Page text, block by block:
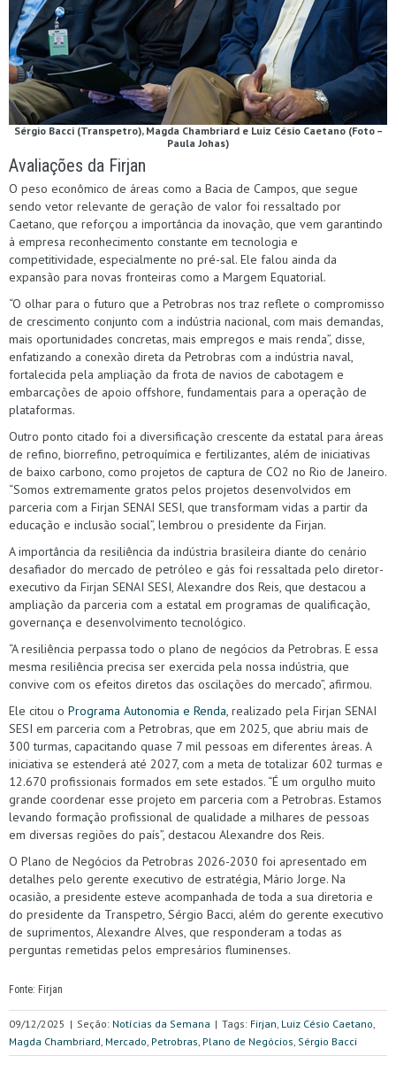
Sérgio Bacci (Transpetro), Magda Chambriard e Luiz Césio Caetano (Foto –
Paula Johas)
Avaliações da Firjan
O peso econômico de áreas como a Bacia de Campos, que segue
sendo vetor relevante de geração de valor foi ressaltado por
Caetano, que reforçou a importância da inovação, que vem garantindo
à empresa reconhecimento constante em tecnologia e
competitividade, especialmente no pré-sal. Ele falou ainda da
expansão para novas fronteiras como a Margem Equatorial.
“O olhar para o futuro que a Petrobras nos traz reflete o compromisso
de crescimento conjunto com a indústria nacional, com mais demandas,
mais oportunidades concretas, mais empregos e mais renda”, disse,
enfatizando a conexão direta da Petrobras com a indústria naval,
fortalecida pela ampliação da frota de navios de cabotagem e
embarcações de apoio offshore, fundamentais para a operação de
plataformas.
Outro ponto citado foi a diversificação crescente da estatal para áreas
de refino, biorrefino, petroquímica e fertilizantes, além de iniciativas
de baixo carbono, como projetos de captura de CO2 no Rio de Janeiro.
“Somos extremamente gratos pelos projetos desenvolvidos em
parceria com a Firjan SENAI SESI, que transformam vidas a partir da
educação e inclusão social”, lembrou o presidente da Firjan.
A importância da resiliência da indústria brasileira diante do cenário
desafiador do mercado de petróleo e gás foi ressaltada pelo diretor-
executivo da Firjan SENAI SESI, Alexandre dos Reis, que destacou a
ampliação da parceria com a estatal em programas de qualificação,
governança e desenvolvimento tecnológico.
“A resiliência perpassa todo o plano de negócios da Petrobras. E essa
mesma resiliência precisa ser exercida pela nossa indústria, que
convive com os efeitos diretos das oscilações do mercado”, afirmou.
Ele citou o Programa Autonomia e Renda, realizado pela Firjan SENAI
SESI em parceria com a Petrobras, que em 2025, que abriu mais de
300 turmas, capacitando quase 7 mil pessoas em diferentes áreas. A
iniciativa se estenderá até 2027, com a meta de totalizar 602 turmas e
12.670 profissionais formados em sete estados. “É um orgulho muito
grande coordenar esse projeto em parceria com a Petrobras. Estamos
levando formação profissional de qualidade a milhares de pessoas
em diversas regiões do país”, destacou Alexandre dos Reis.
O Plano de Negócios da Petrobras 2026-2030 foi apresentado em
detalhes pelo gerente executivo de estratégia, Mário Jorge. Na
ocasião, a presidente esteve acompanhada de toda a sua diretoria e
do presidente da Transpetro, Sérgio Bacci, além do gerente executivo
de suprimentos, Alexandre Alves, que responderam a todas as
perguntas remetidas pelos empresários fluminenses.
Fonte: Firjan
09/12/2025 | Seção: Notícias da Semana | Tags: Firjan, Luiz Césio Caetano,
Magda Chambriard, Mercado, Petrobras, Plano de Negócios, Sérgio Bacci